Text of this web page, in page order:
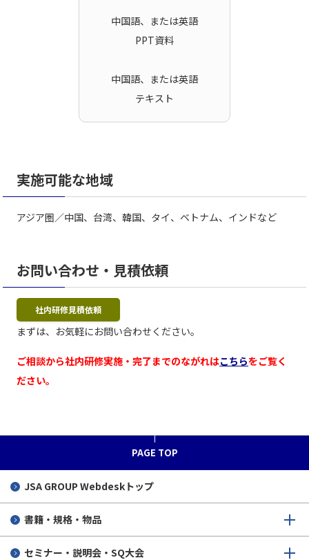
中国語、または英語
PPT資料
中国語、または英語
テキスト
実施可能な地域
アジア圏／中国、台湾、韓国、タイ、ベトナム、インドなど
お問い合わせ・見積依頼
社内研修見積依頼
まずは、お気軽にお問い合わせください。
ご相談から社内研修実施・完了までのながれはこちらをご覧く
ださい。
PAGE TOP
JSA GROUP Webdeskトップ
書籍・規格・物品
セミナー・説明会・SQ大会